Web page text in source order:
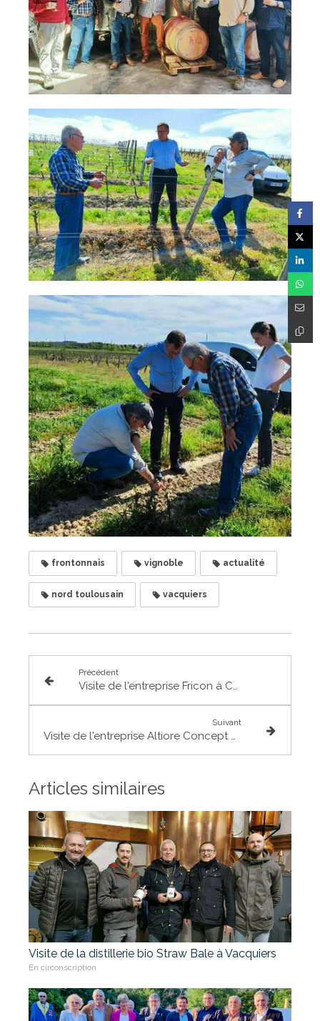
frontonnais vignoble actualité
nord toulousain vacquiers
Précédent
Visite de l'entreprise Fricon à Castelginest
Suivant
Visite de l'entreprise Altiore Concept à Grenade
Articles similaires
Visite de la distillerie bio Straw Bale à Vacquiers
En circonscription